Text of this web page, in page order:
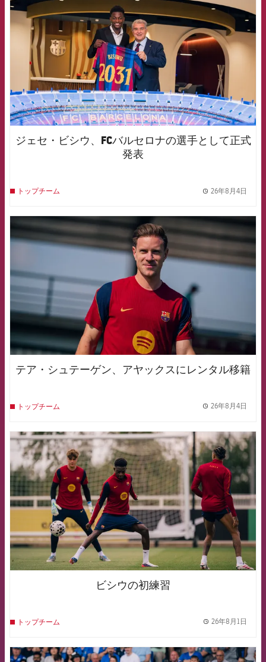
ジェセ・ビシウ、FCバルセロナの選手として正式
発表
トップチーム 26年8月4日
FCB Barcelona badge
テア・シュテーゲン、アヤックスにレンタル移籍
トップチーム 26年8月4日
FCB Barcelona badge
ビシウの初練習
トップチーム 26年8月1日
FCB Barcelona badge